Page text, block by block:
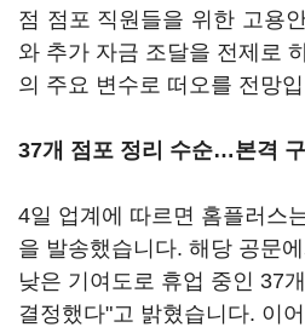
점 점포 직원들을 위한 고용
와 추가 자금 조달을 전제로
의 주요 변수로 떠오를 전망
37개 점포 정리 수순…본격
4일 업계에 따르면 홈플러스
을 발송했습니다. 해당 공문
낮은 기여도로 휴업 중인 37
결정했다"고 밝혔습니다. 이